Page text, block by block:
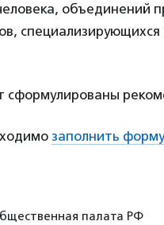
объединений
сформулированы
заполнить
палата РФ